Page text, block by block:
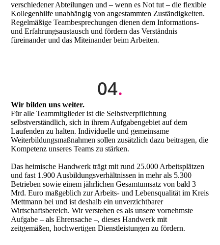
verschiedener Abteilungen und – wenn es Not tut – die flexible
Kollegenhilfe unabhängig von angestammten Zuständigkeiten.
Regelmäßige Teambesprechungen dienen dem Informations-
und Erfahrungsaustausch und fördern das Verständnis
füreinander und das Miteinander beim Arbeiten.
04.
Wir bilden uns weiter.
Für alle Teammitglieder ist die Selbstverpflichtung
selbstverständlich, sich in ihrem Aufgabengebiet auf dem
Laufenden zu halten. Individuelle und gemeinsame
Weiterbildungsmaßnahmen sollen zusätzlich dazu beitragen, die
Kompetenz unseres Teams zu stärken.
Das heimische Handwerk trägt mit rund 25.000 Arbeitsplätzen
und fast 1.900 Ausbildungsverhältnissen in mehr als 5.300
Betrieben sowie einem jährlichen Gesamtumsatz von bald 3
Mrd. Euro maßgeblich zur Arbeits- und Lebensqualität im Kreis
Mettmann bei und ist deshalb ein unverzichtbarer
Wirtschaftsbereich. Wir verstehen es als unsere vornehmste
Aufgabe – als Ehrensache –, dieses Handwerk mit
zeitgemäßen, hochwertigen Dienstleistungen zu fördern.